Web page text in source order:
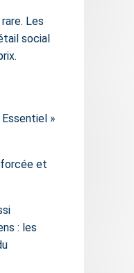
Les
social
»
et
: les